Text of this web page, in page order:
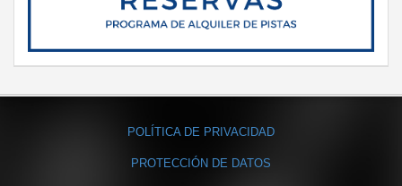
POLÍTICA DE PRIVACIDAD
PROTECCIÓN DE DATOS